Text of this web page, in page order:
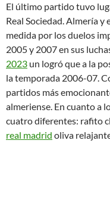
El último partido tuvo
Real Sociedad. Almería
medida por los duelos
2005 y 2007 en sus
2023 un logró que a la
la temporada 2006-07.
partidos más
almeriense. En cuanto a
cuatro diferentes: rafito
real madrid oliva